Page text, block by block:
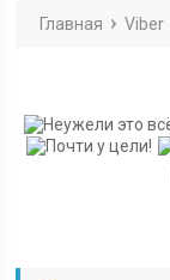
Главная Viber